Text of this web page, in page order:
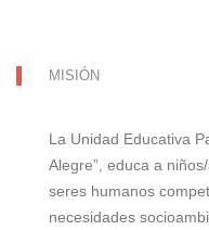
MISIÓN
La Unidad Educativa
Alegre”, educa a
seres humanos
necesidades